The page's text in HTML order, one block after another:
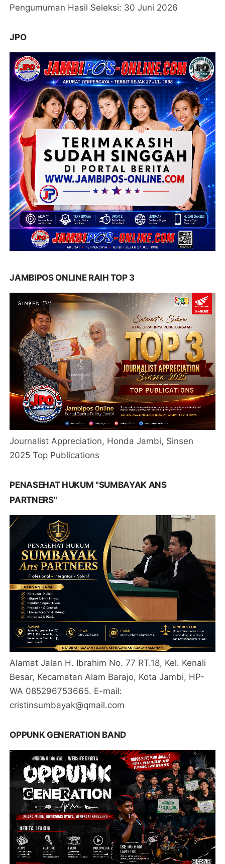
Pengumuman Hasil Seleksi: 30 Juni 2026
JPO
JAMBIPOS ONLINE RAIH TOP 3
Journalist Appreciation, Honda Jambi, Sinsen
2025 Top Publications
PENASEHAT HUKUM "SUMBAYAK ANS
PARTNERS"
Alamat Jalan H. Ibrahim No. 77 RT.18, Kel. Kenali
Besar, Kecamatan Alam Barajo, Kota Jambi, HP-
WA 085296753665. E-mail:
cristinsumbayak@qmail.com
OPPUNK GENERATION BAND